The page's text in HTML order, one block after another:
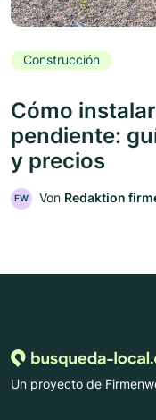
Construcción
Cómo
pendiente:
y precios
FW Von Redaktion
Un proyecto de